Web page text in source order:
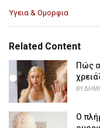
C
e
r
Υγεια & Ομορφια
Related Content
Πώς
BY
Ο